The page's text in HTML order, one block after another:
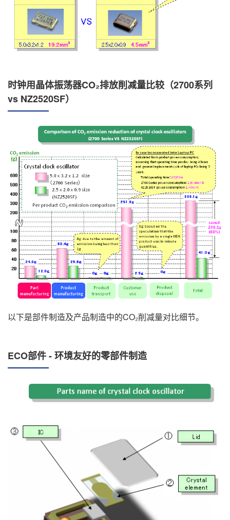
时钟用晶体振荡器CO₂排放削减量比较（2700系列
vs NZ2520SF）
以下是部件制造及产品制造中的CO₂削减量对比细节。
ECO部件 - 环境友好的零部件制造